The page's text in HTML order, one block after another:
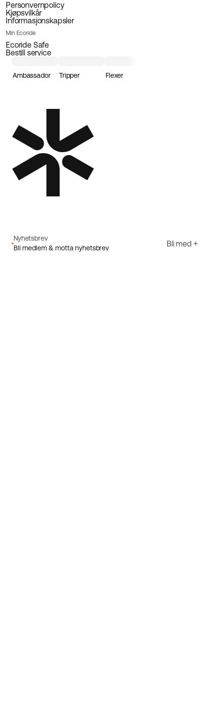
Personvernpolicy
Kjøpsvilkår
Informasjonskapsler
Min Ecoride
Ecoride Safe
Bestill service
Ambassador Tripper Flexer
Nyhetsbrev
Bli medlem & motta nyhetsbrev
Bli med